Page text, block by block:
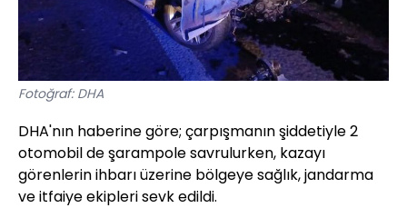
Fotoğraf: DHA
DHA'nın haberine göre; çarpışmanın şiddetiyle 2
otomobil de şarampole savrulurken, kazayı
görenlerin ihbarı üzerine bölgeye sağlık, jandarma
ve itfaiye ekipleri sevk edildi.